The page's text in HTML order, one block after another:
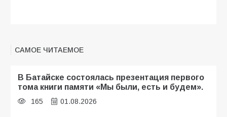
САМОЕ ЧИТАЕМОЕ
В Батайске состоялась презентация первого
тома книги памяти «Мы были, есть и будем».
165 01.08.2026